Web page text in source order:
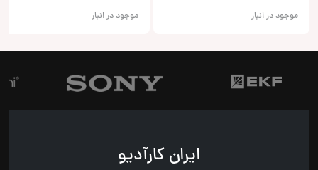
موجود در انبار موجود در انبار
ایران کارآدیو